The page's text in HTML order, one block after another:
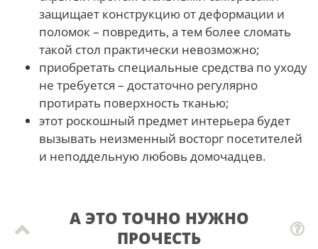
защищает конструкцию от деформации и
поломок – повредить, а тем более сломать
такой стол практически невозможно;
приобретать специальные средства по уходу
не требуется – достаточно регулярно
протирать поверхность тканью;
этот роскошный предмет интерьера будет
вызывать неизменный восторг посетителей
и неподдельную любовь домочадцев.
А ЭТО ТОЧНО НУЖНО
ПРОЧЕСТЬ